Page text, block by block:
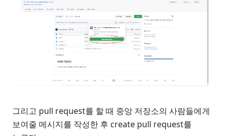
그리고 pull request를 할 때 중앙 저장소의 사람들에게
보여줄 메시지를 작성한 후 create pull request를